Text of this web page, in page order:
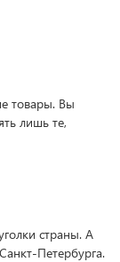
товары. Вы
лишь те,
страны. А
Петербурга.